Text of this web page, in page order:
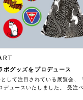
ボグッズをプロデュース
して注目されている展覧会、